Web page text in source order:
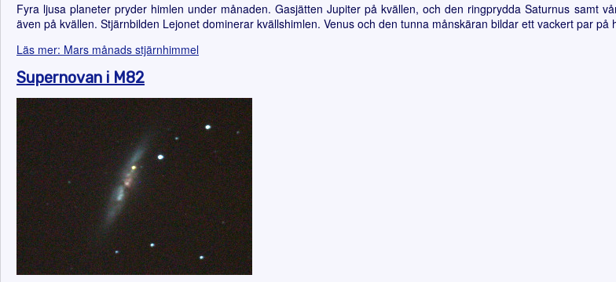
Fyra ljusa planeter pryder himlen under månaden. Gasjätten Jupiter på kvällen, och den ringprydda Saturnus samt
även på kvällen. Stjärnbilden Lejonet dominerar kvällshimlen. Venus och den tunna månskäran bildar ett vackert par på
Läs mer: Mars månads stjärnhimmel
Supernovan i M82